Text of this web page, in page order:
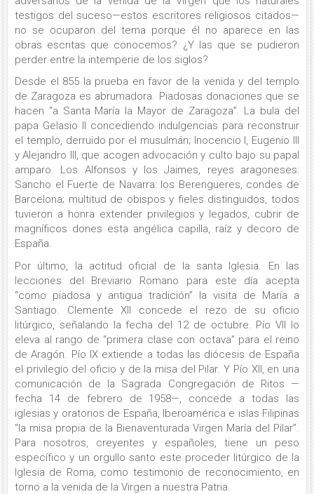
testigos del suceso—estos escritores religiosos citados—
no se ocuparon del tema porque él no aparece en las
obras escritas que conocemos? ¿Y las que se pudieron
perder entre la intemperie de los siglos?
Desde el 855 la prueba en favor de la venida y del templo
de Zaragoza es abrumadora. Piadosas donaciones que se
hacen “a Santa María la Mayor de Zaragoza”. La bula del
papa Gelasio II concediendo indulgencias para reconstruir
el templo, derruido por el musulmán; Inocencio I, Eugenio III
y Alejandro III, que acogen advocación y culto bajo su papal
amparo. Los Alfonsos y los Jaimes, reyes aragoneses:
Sancho el Fuerte de Navarra: los Berengueres, condes de
Barcelona; multitud de obispos y fieles distinguidos, todos
tuvieron a honra extender privilegios y legados, cubrir de
magníficos dones esta angélica capilla, raíz y decoro de
España.
Por último, la actitud oficial de la santa Iglesia. En las
lecciones del Breviario Romano para este día acepta
“como piadosa y antigua tradición” la visita de María a
Santiago. Clemente XII concede el rezo de su oficio
litúrgico, señalando la fecha del 12 de octubre. Pío VII lo
eleva al rango de “primera clase con octava” para el reino
de Aragón. Pío IX extiende a todas las diócesis de España
el privilegio del oficio y de la misa del Pilar. Y Pío XII, en una
comunicación de la Sagrada Congregación de Ritos —
fecha 14 de febrero de 1958—, concede a todas las
iglesias y oratorios de España, Iberoamérica e islas Filipinas
“la misa propia de la Bienaventurada Virgen María del Pilar”.
Para nosotros, creyentes y españoles, tiene un peso
específico y un orgullo santo este proceder litúrgico de la
Iglesia de Roma, como testimonio de reconocimiento, en
torno a la venida de la Virgen a nuestra Patria.